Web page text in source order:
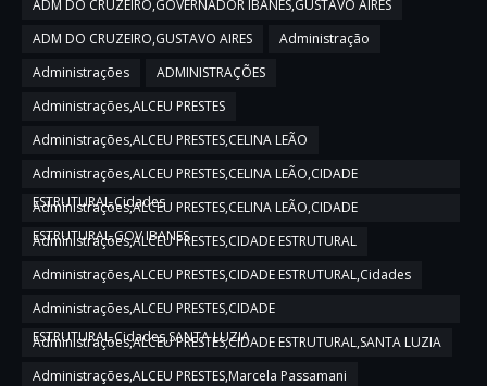
ADM DO CRUZEIRO,GOVERNADOR IBANES,GUSTAVO AIRES
ADM DO CRUZEIRO,GUSTAVO AIRES
Administração
Administrações
ADMINISTRAÇÕES
Administrações,ALCEU PRESTES
Administrações,ALCEU PRESTES,CELINA LEÃO
Administrações,ALCEU PRESTES,CELINA LEÃO,CIDADE
ESTRUTURAL,Cidades
Administrações,ALCEU PRESTES,CELINA LEÃO,CIDADE
ESTRUTURAL,GOV IBANES
Administrações,ALCEU PRESTES,CIDADE ESTRUTURAL
Administrações,ALCEU PRESTES,CIDADE ESTRUTURAL,Cidades
Administrações,ALCEU PRESTES,CIDADE
ESTRUTURAL,Cidades,SANTA LUZIA
Administrações,ALCEU PRESTES,CIDADE ESTRUTURAL,SANTA LUZIA
Administrações,ALCEU PRESTES,Marcela Passamani